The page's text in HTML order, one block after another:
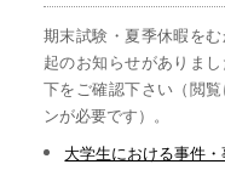
期末試験・夏季休暇を
起のお知らせがありま
下をご確認下さい（閲
ンが必要です）。
大学生における事件